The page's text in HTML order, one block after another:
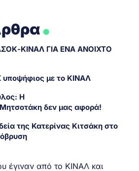
.
ΚΙΝΑΛ ΓΙΑ ENA ANOIXTO
με το ΚΙΝΑΛ
Η
δεν μας αφορά!
της Κατερίνας Κιτσάκη στο
έγιναν από το ΚΙΝΑΛ και